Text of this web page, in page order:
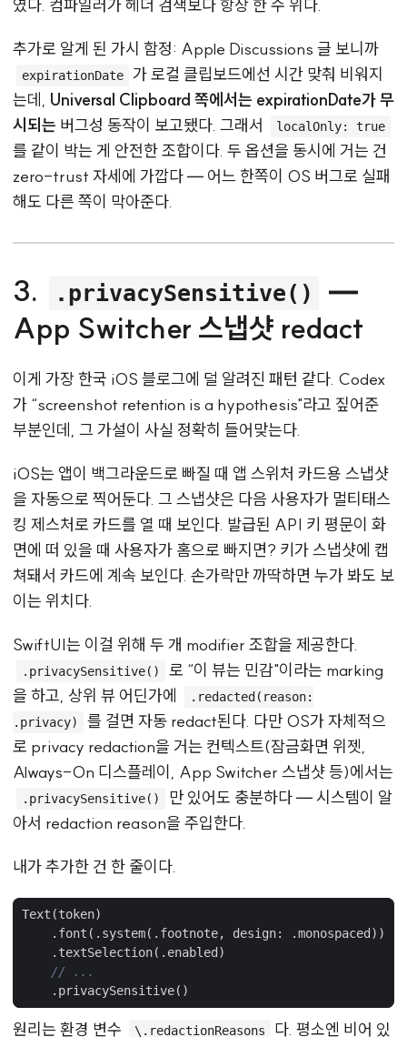
였다. 컴파일러가 헤더 검색보다 항상 한 수 위다.
추가로 알게 된 가시 함정: Apple Discussions 글 보니까
expirationDate
가 로컬 클립보드에선 시간 맞춰 비워지
는데, Universal Clipboard 쪽에서는 expirationDate가 무
시되는 버그성 동작이 보고됐다. 그래서 localOnly: true
를 같이 박는 게 안전한 조합이다. 두 옵션을 동시에 거는 건
zero-trust 자세에 가깝다 — 어느 한쪽이 OS 버그로 실패
해도 다른 쪽이 막아준다.
3. .privacySensitive()
—
App Switcher 스냅샷 redact
이게 가장 한국 iOS 블로그에 덜 알려진 패턴 같다. Codex
가 “screenshot retention is a hypothesis"라고 짚어준
부분인데, 그 가설이 사실 정확히 들어맞는다.
iOS는 앱이 백그라운드로 빠질 때 앱 스위처 카드용 스냅샷
을 자동으로 찍어둔다. 그 스냅샷은 다음 사용자가 멀티태스
킹 제스처로 카드를 열 때 보인다. 발급된 API 키 평문이 화
면에 떠 있을 때 사용자가 홈으로 빠지면? 키가 스냅샷에 캡
쳐돼서 카드에 계속 보인다. 손가락만 까딱하면 누가 봐도 보
이는 위치다.
SwiftUI는 이걸 위해 두 개 modifier 조합을 제공한다.
.privacySensitive()
로 “이 뷰는 민감"이라는 marking
을 하고, 상위 뷰 어딘가에
.redacted(reason:
.privacy)
를 걸면 자동 redact된다. 다만 OS가 자체적으
로 privacy redaction을 거는 컨텍스트(잠금화면 위젯,
Always-On 디스플레이, App Switcher 스냅샷 등)에서는
.privacySensitive()
만 있어도 충분하다 — 시스템이 알
아서 redaction reason을 주입한다.
내가 추가한 건 한 줄이다.
Text (token)
. font (. system(. footnote, design: .monospaced ))
. textSelection(. enabled )
// ...
. privacySensitive()
원리는 환경 변수 \.redactionReasons 다. 평소엔 비어 있